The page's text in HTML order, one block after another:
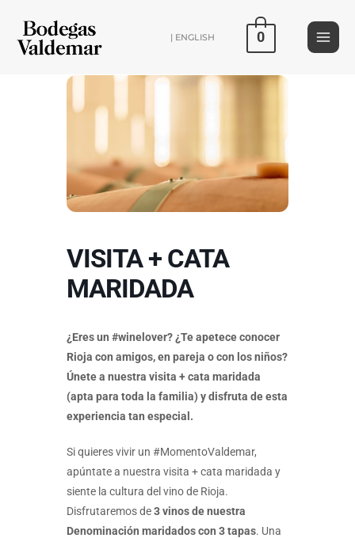
contenido
| ENGLISH 0
VISITA + CATA
MARIDADA
¿Eres un #winelover? ¿Te apetece conocer
Rioja con amigos, en pareja o con los niños?
Únete a nuestra visita + cata maridada
(apta para toda la familia) y disfruta de esta
experiencia tan especial.
Si quieres vivir un #MomentoValdemar,
apúntate a nuestra visita + cata maridada y
siente la cultura del vino de Rioja.
Disfrutaremos de3 vinos de nuestra
Denominación maridados con 3 tapas. Una